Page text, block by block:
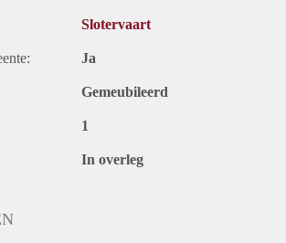
Slotervaart
Ja
Gemeubileerd
1
In overleg